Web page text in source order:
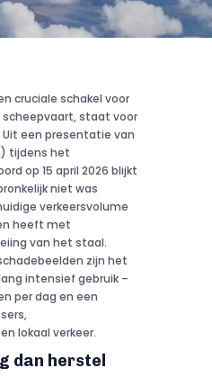
cruciale schakel voor
scheepvaart, staat voor
een presentatie van
tijdens het
op 15 april 2026 blijkt
niet was
verkeersvolume
heeft met
van het staal.
zijn het
intensief gebruik –
per dag en een
lokaal verkeer.
dan herstel